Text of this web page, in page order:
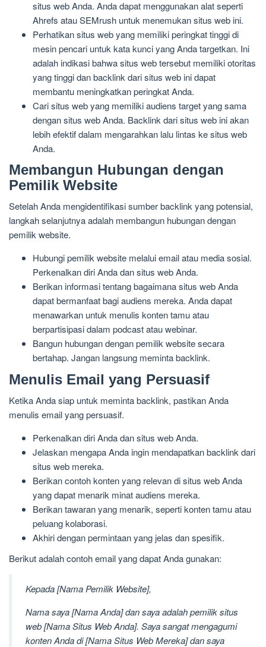
situs web Anda. Anda dapat menggunakan alat seperti
Ahrefs atau SEMrush untuk menemukan situs web ini.
Perhatikan situs web yang memiliki peringkat tinggi di
mesin pencari untuk kata kunci yang Anda targetkan. Ini
adalah indikasi bahwa situs web tersebut memiliki otoritas
yang tinggi dan backlink dari situs web ini dapat
membantu meningkatkan peringkat Anda.
Cari situs web yang memiliki audiens target yang sama
dengan situs web Anda. Backlink dari situs web ini akan
lebih efektif dalam mengarahkan lalu lintas ke situs web
Anda.
Membangun Hubungan dengan
Pemilik Website
Setelah Anda mengidentifikasi sumber backlink yang potensial,
langkah selanjutnya adalah membangun hubungan dengan
pemilik website.
Hubungi pemilik website melalui email atau media sosial.
Perkenalkan diri Anda dan situs web Anda.
Berikan informasi tentang bagaimana situs web Anda
dapat bermanfaat bagi audiens mereka. Anda dapat
menawarkan untuk menulis konten tamu atau
berpartisipasi dalam podcast atau webinar.
Bangun hubungan dengan pemilik website secara
bertahap. Jangan langsung meminta backlink.
Menulis Email yang Persuasif
Ketika Anda siap untuk meminta backlink, pastikan Anda
menulis email yang persuasif.
Perkenalkan diri Anda dan situs web Anda.
Jelaskan mengapa Anda ingin mendapatkan backlink dari
situs web mereka.
Berikan contoh konten yang relevan di situs web Anda
yang dapat menarik minat audiens mereka.
Berikan tawaran yang menarik, seperti konten tamu atau
peluang kolaborasi.
Akhiri dengan permintaan yang jelas dan spesifik.
Berikut adalah contoh email yang dapat Anda gunakan:
Kepada [Nama Pemilik Website],
Nama saya [Nama Anda] dan saya adalah pemilik situs
web [Nama Situs Web Anda]. Saya sangat mengagumi
konten Anda di [Nama Situs Web Mereka] dan saya